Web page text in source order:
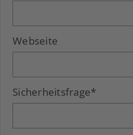
Webseite
Sicherheitsfrage*